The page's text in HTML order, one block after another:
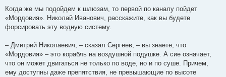
Когда же мы подойдем к шлюзам, то первой по каналу пойдет
«Мордовия». Николай Иванович, расскажите, как вы будете
форсировать эту водную систему.
– Дмитрий Николаевич, – сказал Сергеев, – вы знаете, что
«Мордовия» – это корабль на воздушной подушке. А сие означает,
что он может двигаться не только по воде, но и по суше. Причем,
ему доступны даже препятствия, не превышающие по высоте